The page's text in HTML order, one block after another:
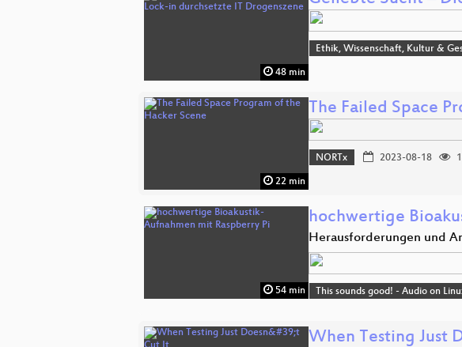
48 min
Ethik, Wissenschaft, Kultur &
22 min
The Failed Space
NORTx 2023-08-18
54 min
hochwertige
Herausforderungen und
This sounds good! - Audio on
When Testing Just